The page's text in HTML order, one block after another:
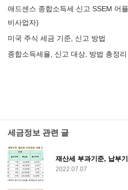
애드센스 종합소득세 신고 SSEM 어
비사업자)
미국 주식 세금 기준, 신고 방법
종합소득세율, 신고 대상, 방법 총정리
세금정보 관련 글
재산세 부과기준, 납부
2022.07.07